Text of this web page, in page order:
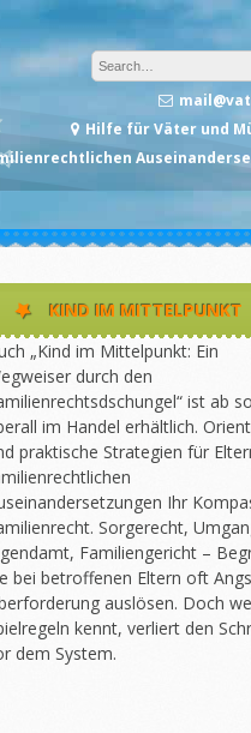
Hilfe für Väter und
KIND IM MITTELPUNKT
„Kind im Mittelpunkt: Ein
durch den
ist ab
im Handel erhältlich.
praktische Strategien für
Ihr
Sorgerecht,
Familiengericht –
bei betroffenen Eltern oft
auslösen. Doch
kennt, verliert den
dem System.